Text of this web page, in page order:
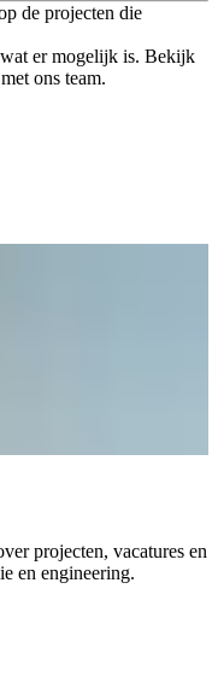
de projecten die
er mogelijk is. Bekijk
ons team.
projecten, vacatures en
en engineering.